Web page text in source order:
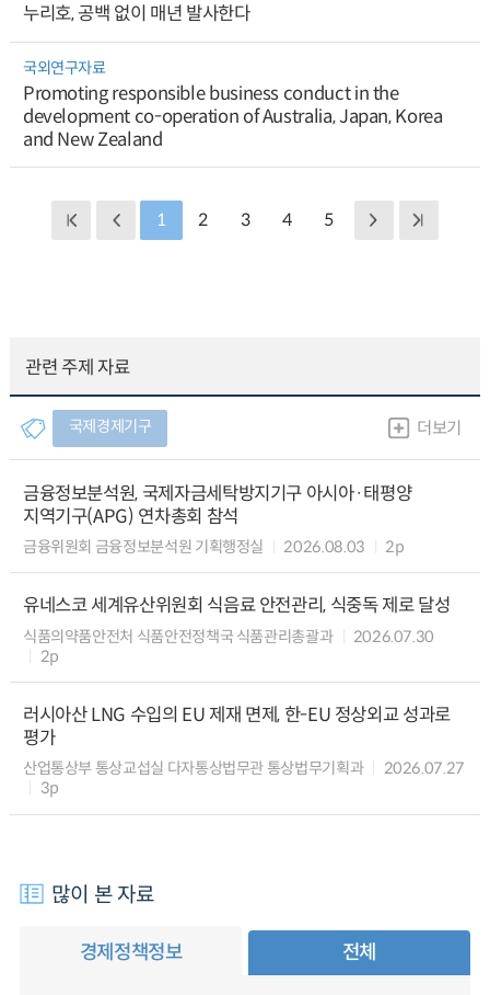
누리호, 공백 없이 매년 발사한다
국외연구자료
Promoting responsible business conduct in the
development co-operation of Australia, Japan, Korea
and New Zealand
1 2 3 4 5
관련 주제 자료
국제경제기구 더보기
금융정보분석원, 국제자금세탁방지기구 아시아·태평양
지역기구(APG) 연차총회 참석
금융위원회 금융정보분석원 기획행정실 2026.08.03 2p
유네스코 세계유산위원회 식음료 안전관리, 식중독 제로 달성
식품의약품안전처 식품안전정책국 식품관리총괄과
2026.07.30
2p
러시아산 LNG 수입의 EU 제재 면제, 한-EU 정상외교 성과로
평가
산업통상부 통상교섭실 다자통상법무관 통상법무기획과
2026.07.27
3p
많이 본 자료
경제정책정보 전체